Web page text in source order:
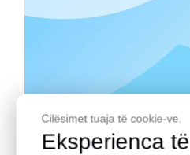
Cilësimet tuaja të cookie-ve.
Eksperienca të